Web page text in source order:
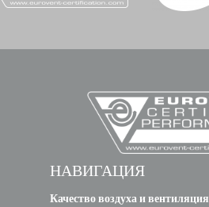
НАВИГАЦИЯ
Качество воздуха и вентиляция